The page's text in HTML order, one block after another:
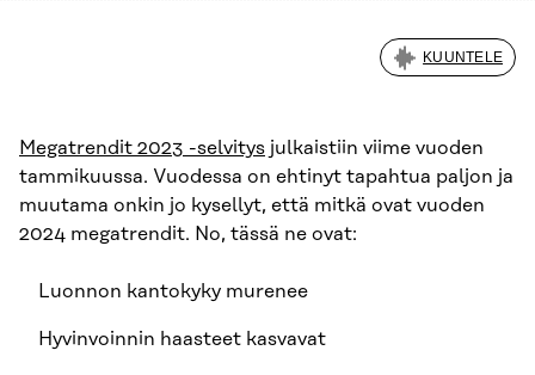
KUUNTELE
Megatrendit 2023 -selvitys julkaistiin viime vuoden
tammikuussa. Vuodessa on ehtinyt tapahtua paljon ja
muutama onkin jo kysellyt, että mitkä ovat vuoden
2024 megatrendit. No, tässä ne ovat:
Luonnon kantokyky murenee
Hyvinvoinnin haasteet kasvavat